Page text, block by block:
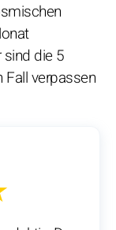
die 5
Fall verpassen